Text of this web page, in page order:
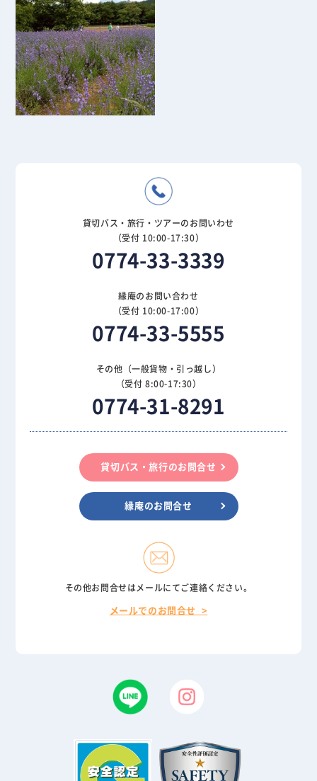
貸切バス・旅行・ツアーのお問いわせ
（受付 10:00-17:30）
0774-33-3339
縁庵のお問い合わせ
（受付 10:00-17:00）
0774-33-5555
その他（一般貨物・引っ越し）
（受付 8:00-17:30）
0774-31-8291
貸切バス・旅行のお問合せ
縁庵のお問合せ
その他お問合せはメールにてご連絡ください。
メールでのお問合せ >